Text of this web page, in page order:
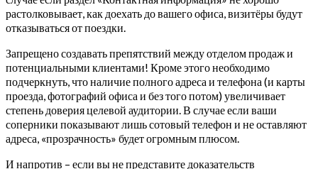
растолковывает, как доехать до вашего офиса, визитёры будут
отказываться от поездки.
Запрещено создавать препятствий между отделом продаж и
потенциальными клиентами! Кроме этого необходимо
подчеркнуть, что наличие полного адреса и телефона (и карты
проезда, фотографий офиса и без того потом) увеличивает
степень доверия целевой аудитории. В случае если ваши
соперники показывают лишь сотовый телефон и не оставляют
адреса, «прозрачность» будет огромным плюсом.
И напротив – если вы не представите доказательств